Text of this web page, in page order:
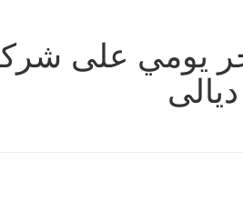
يومي على